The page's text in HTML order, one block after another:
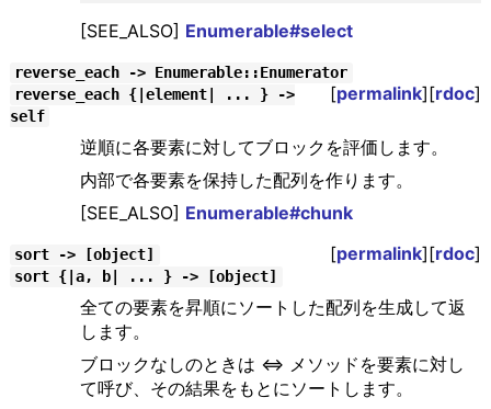
[SEE_ALSO] Enumerable#select
reverse_each -> Enumerable::Enumerator
[permalink][rdoc]
reverse_each {|element| ... } ->
self
逆順に各要素に対してブロックを評価します。
内部で各要素を保持した配列を作ります。
[SEE_ALSO] Enumerable#chunk
sort -> [object] [permalink][rdoc]
sort {|a, b| ... } -> [object]
全ての要素を昇順にソートした配列を生成して返
します。
ブロックなしのときは <=> メソッドを要素に対し
て呼び、その結果をもとにソートします。